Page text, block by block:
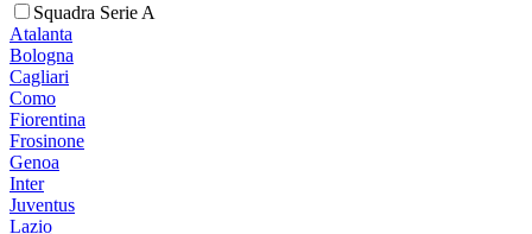
Squadra Serie A
Atalanta
Bologna
Cagliari
Como
Fiorentina
Frosinone
Genoa
Inter
Juventus
Lazio